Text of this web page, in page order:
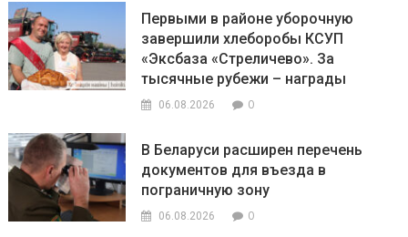
Первыми в районе уборочную
завершили хлеборобы КСУП
«Эксбаза «Стреличево». За
тысячные рубежи – награды
06.08.2026 0
В Беларуси расширен перечень
документов для въезда в
пограничную зону
06.08.2026 0